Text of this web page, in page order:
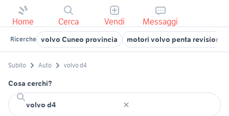
Home Cerca Vendi Messaggi
Ricerche volvo Cuneo provincia motori volvo penta revisionati
Subito Auto volvo d4
Cosa cerchi?